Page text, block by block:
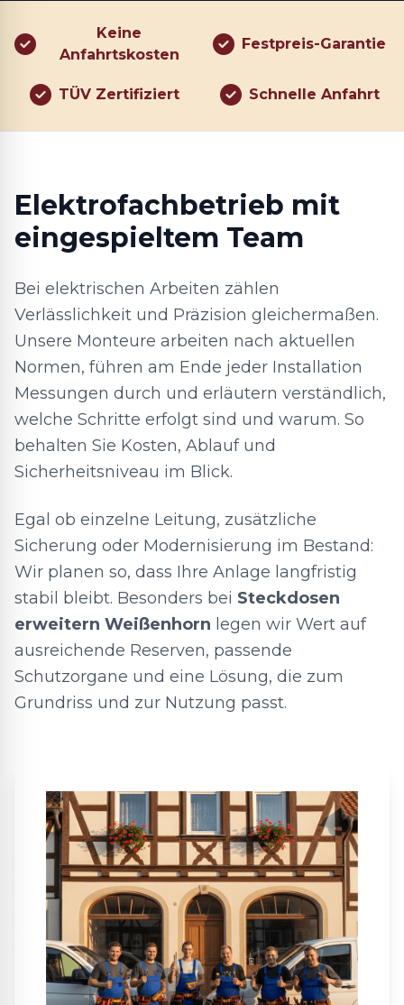
Keine
Anfahrtskosten
Festpreis-Garantie
TÜV Zertifiziert Schnelle Anfahrt
Elektrofachbetrieb mit
eingespieltem Team
Bei elektrischen Arbeiten zählen
Verlässlichkeit und Präzision gleichermaßen.
Unsere Monteure arbeiten nach aktuellen
Normen, führen am Ende jeder Installation
Messungen durch und erläutern verständlich,
welche Schritte erfolgt sind und warum. So
behalten Sie Kosten, Ablauf und
Sicherheitsniveau im Blick.
Egal ob einzelne Leitung, zusätzliche
Sicherung oder Modernisierung im Bestand:
Wir planen so, dass Ihre Anlage langfristig
stabil bleibt. Besonders bei Steckdosen
erweitern Weißenhorn legen wir Wert auf
ausreichende Reserven, passende
Schutzorgane und eine Lösung, die zum
Grundriss und zur Nutzung passt.